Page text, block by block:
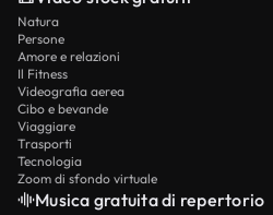
Natura
Persone
Amore e relazioni
Il Fitness
Videografia aerea
Cibo e bevande
Viaggiare
Trasporti
Tecnologia
Zoom di sfondo virtuale
Musica gratuita di repertorio